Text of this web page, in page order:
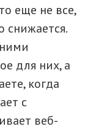
еще не все,
снижается.
для них, а
когда
с
веб-